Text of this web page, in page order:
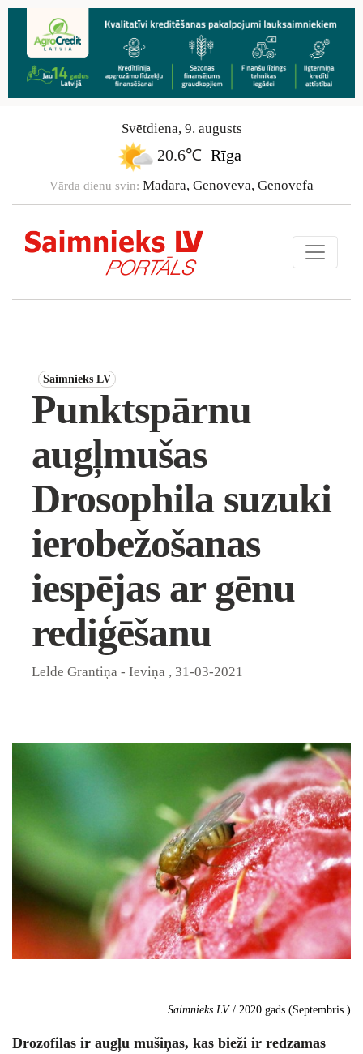
Svētdiena, 9. augusts
20.6℃ Rīga
Vārda dienu svin: Madara, Genoveva, Genovefa
Saimnieks LV
Punktspārnu
augļmušas
Drosophila suzuki
ierobežošanas
iespējas ar gēnu
rediģēšanu
Lelde Grantiņa - Ieviņa , 31-03-2021
Saimnieks LV/ 2020.gads (Septembris.)
Drozofilas ir augļu mušiņas, kas bieži ir redzamas